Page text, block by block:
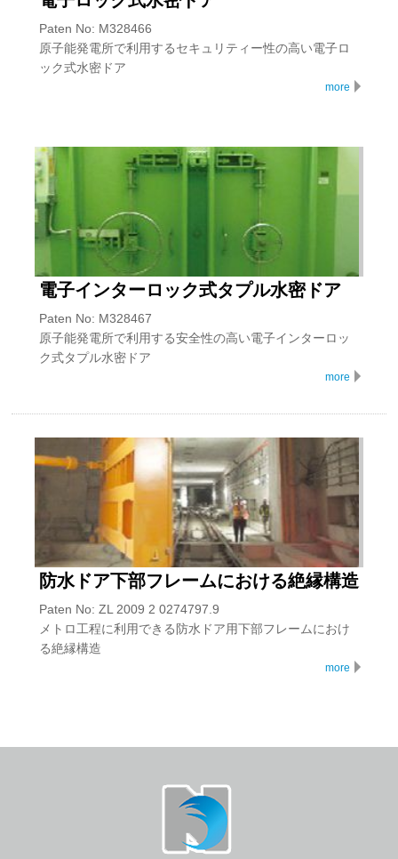
Paten No: M328466
原子能発電所で利用するセキュリティー性の高い電子ロ
ック式水密ドア
more
電子インターロック式タプル水密ドア
Paten No: M328467
原子能発電所で利用する安全性の高い電子インターロッ
ク式タプル水密ドア
more
防水ドア下部フレームにおける絶縁構造
Paten No: ZL 2009 2 0274797.9
メトロ工程に利用できる防水ドア用下部フレームにおけ
る絶縁構造
more